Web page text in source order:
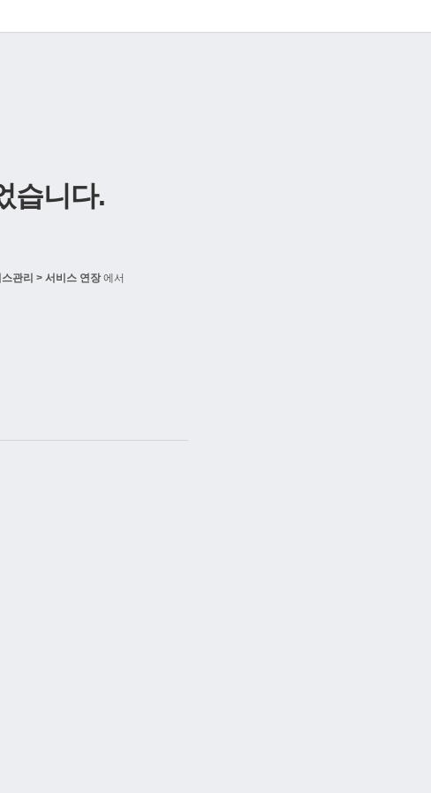
습니다.
관리 > 서비스 연장에서